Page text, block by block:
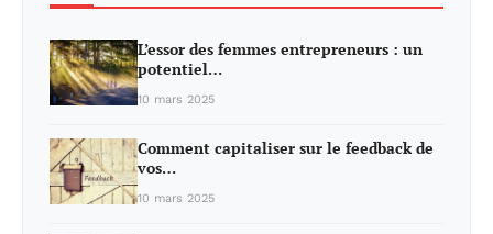
L’essor des femmes entrepreneurs : un
potentiel…
10 mars 2025
Comment capitaliser sur le feedback de
vos…
10 mars 2025